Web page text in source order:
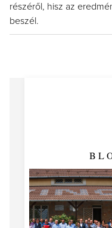
részéről, hisz az
beszél.